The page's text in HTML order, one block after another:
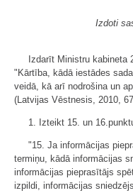
Izdoti
Izdarīt Ministru kabineta
"Kārtība, kādā iestādes
veidā, kā arī nodrošina un
(Latvijas Vēstnesis, 2010,
1. Izteikt 15. un
"15. Ja informācijas
termiņu, kādā informācijas
informācijas pieprasītājs
izpildi, informācijas